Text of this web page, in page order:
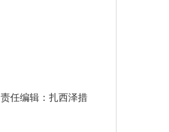
责任编辑：扎西泽措